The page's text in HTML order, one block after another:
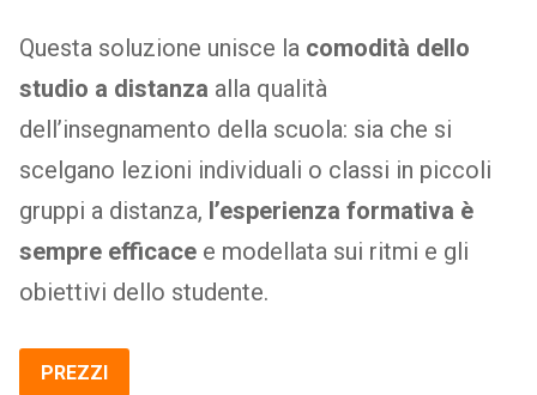
Questa soluzione unisce la comodità dello
studio a distanza alla qualità
dell’insegnamento della scuola: sia che si
scelgano lezioni individuali o classi in piccoli
gruppi a distanza, l’esperienza formativa è
sempre efficacee modellata sui ritmi e gli
obiettivi dello studente.
PREZZI